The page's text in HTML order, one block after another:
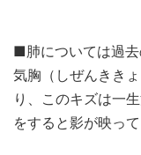
■肺については過
気胸（しぜんきき
り、このキズは一
をすると影が映って